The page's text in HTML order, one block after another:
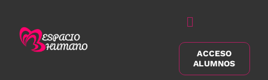
contenido
Alternar
navegación
Buscar:
ACCESO
ALUMNOS